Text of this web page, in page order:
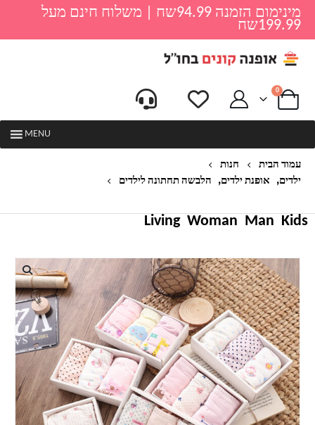
מינימום הזמנה 94.99שח | משלוח חינם מעל
199.99שח
0
MENU
עמוד הבית
חנות
ילדים, אופנת ילדים, הלבשה תחתונה לילדים
Kids
Man
Woman
Living